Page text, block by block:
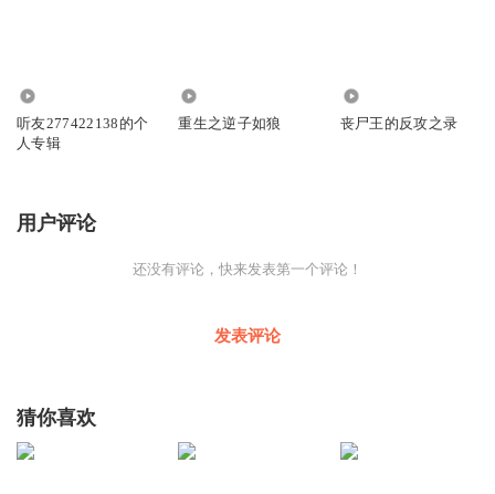
听友277422138的个
人专辑
重生之逆子如狼 丧尸王的反攻之录
用户评论
还没有评论，快来发表第一个评论！
发表评论
猜你喜欢